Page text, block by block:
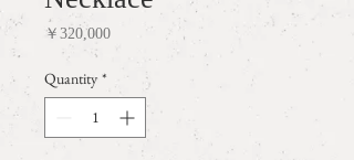
￥320,000Price
Quantity *